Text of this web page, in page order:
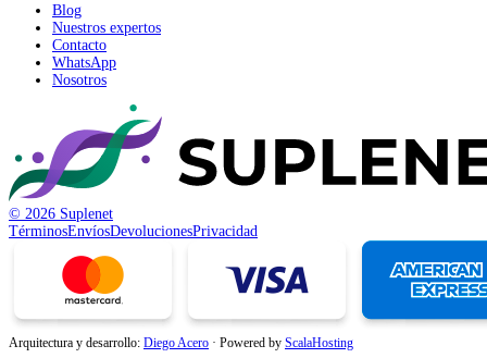
Blog
Nuestros expertos
Contacto
WhatsApp
Nosotros
© 2026 Suplenet
TérminosEnvíosDevolucionesPrivacidad
Arquitectura y desarrollo: Diego Acero · Powered by ScalaHosting